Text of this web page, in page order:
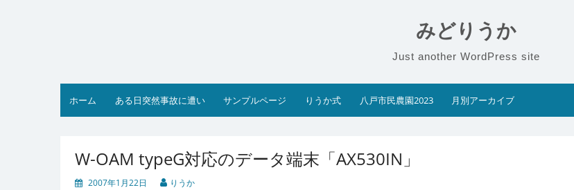
みどりうか
Just another WordPress site
ホーム ある日突然事故に遭い サンプルページ りうか式 八戸市民農園2023 月別アーカイブ
W-OAM typeG対応のデータ端末「AX530IN」
2007年1月22日 りうか